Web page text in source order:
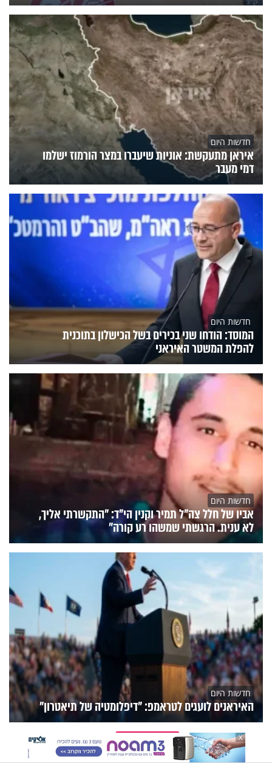
חדשות היום
איראן מתעקשת: אוניות שיעברו במצר הורמוז ישלמו
דמי מעבר
חדשות היום
המוסד: הודחו שני בכירים בשל הכישלון בתוכנית
להפלת המשטר האיראני
חדשות היום
אביו של חלל צה"ל תמיר וקנין הי"ד: "התקשרתי אליך,
לא ענית. הרגשתי שמשהו רע קורה"
חדשות היום
האיראנים לועגים לטראמפ: "דיפלומטיה של תיאטרון"
הנצפיםפעילות הידברותתוכניות הערוץ X